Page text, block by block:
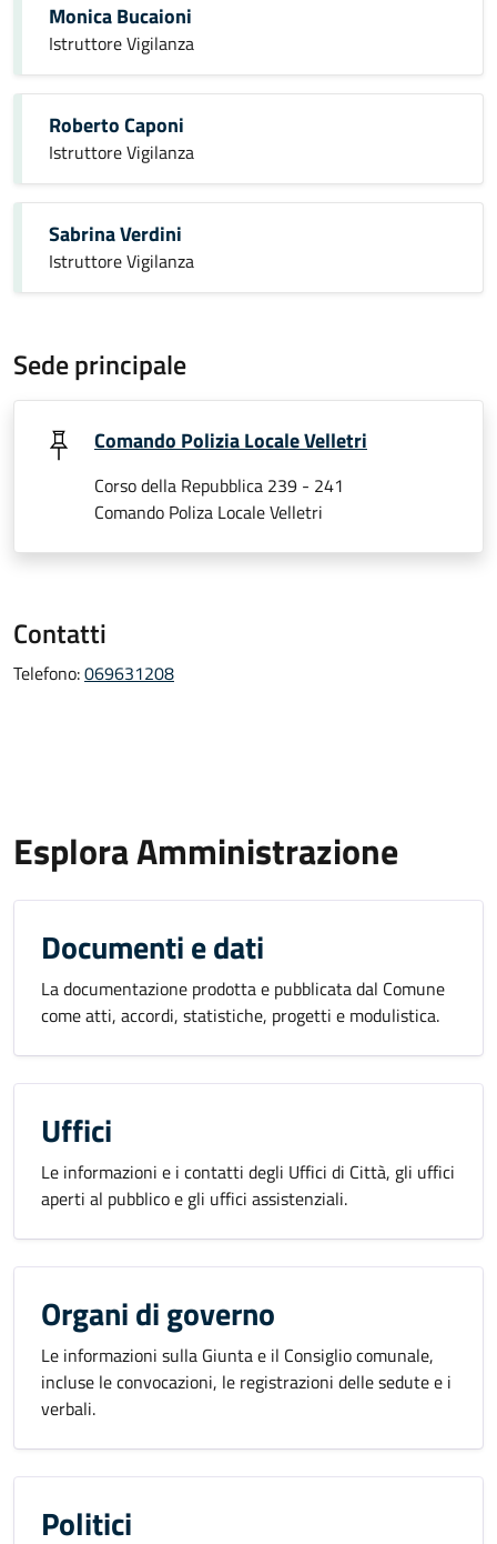
Monica Bucaioni
Istruttore Vigilanza
Roberto Caponi
Istruttore Vigilanza
Sabrina Verdini
Istruttore Vigilanza
Sede principale
Comando Polizia Locale Velletri
Corso della Repubblica 239 - 241
Comando Poliza Locale Velletri
Contatti
Telefono:069631208
Esplora Amministrazione
Documenti e dati
La documentazione prodotta e pubblicata dal Comune
come atti, accordi, statistiche, progetti e modulistica.
Uffici
Le informazioni e i contatti degli Uffici di Città, gli uffici
aperti al pubblico e gli uffici assistenziali.
Organi di governo
Le informazioni sulla Giunta e il Consiglio comunale,
incluse le convocazioni, le registrazioni delle sedute e i
verbali.
Politici